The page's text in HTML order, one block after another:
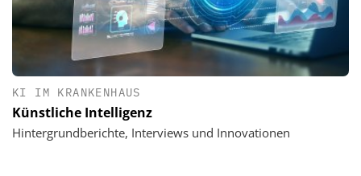
KI IM KRANKENHAUS
Künstliche Intelligenz
Hintergrundberichte, Interviews und Innovationen